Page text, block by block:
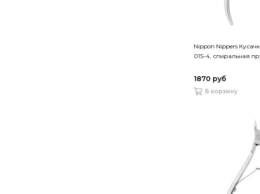
Nippon Nippers
01S-4, спиральная
1870 руб
В корзину